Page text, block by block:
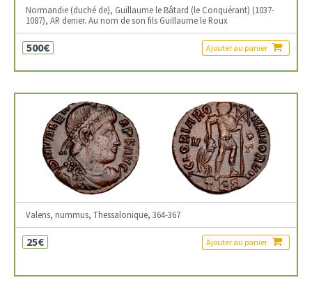
Normandie (duché de), Guillaume le Bâtard (le Conquérant) (1037-
1087), AR denier. Au nom de son fils Guillaume le Roux
500€ Ajouter au panier
Valens, nummus, Thessalonique, 364-367
25€ Ajouter au panier